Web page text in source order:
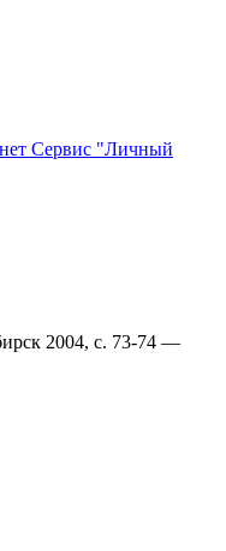
Сервис "Личный
2004, с. 73-74 —